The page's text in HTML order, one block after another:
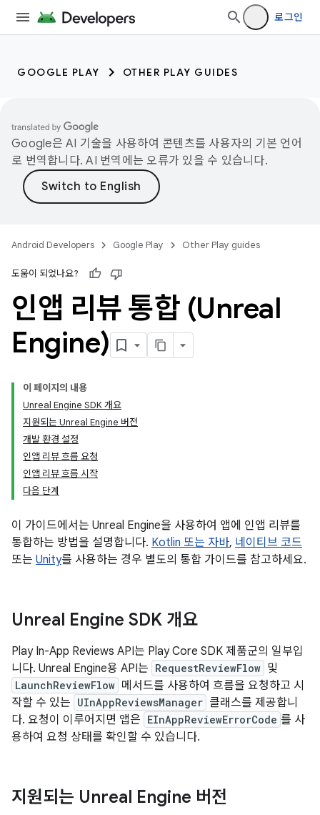
로그인
GOOGLE PLAY OTHER PLAY GUIDES
Google은 AI 기술을 사용하여 콘텐츠를 사용자의 기본 언어
로 번역합니다. AI 번역에는 오류가 있을 수 있습니다.
Android Developers Google Play Other Play guides
도움이 되었나요?
인앱 리뷰 통합 (Unreal
Engine)
이 페이지의 내용
Unreal Engine SDK 개요
지원되는 Unreal Engine 버전
개발 환경 설정
인앱 리뷰 흐름 요청
인앱 리뷰 흐름 시작
다음 단계
이 가이드에서는 Unreal Engine을 사용하여 앱에 인앱 리뷰를
통합하는 방법을 설명합니다. Kotlin 또는 자바, 네이티브 코드
또는 Unity를 사용하는 경우 별도의 통합 가이드를 참고하세요.
Unreal Engine SDK 개요
Play In-App Reviews API는 Play Core SDK 제품군의 일부입
니다. Unreal Engine용 API는 RequestReviewFlow 및
LaunchReviewFlow 메서드를 사용하여 흐름을 요청하고 시
작할 수 있는 UInAppReviewsManager 클래스를 제공합니
다. 요청이 이루어지면 앱은 EInAppReviewErrorCode 를 사
용하여 요청 상태를 확인할 수 있습니다.
지원되는 Unreal Engine 버전